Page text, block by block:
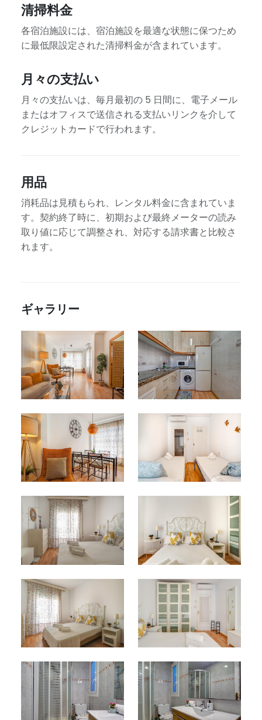
清掃料金
各宿泊施設には、宿泊施設を最適な状態に保つため
に最低限設定された清掃料金が含まれています。
月々の支払い
月々の支払いは、毎月最初の 5 日間に、電子メール
またはオフィスで送信される支払いリンクを介して
クレジットカードで行われます。
用品
消耗品は見積もられ、レンタル料金に含まれていま
す。契約終了時に、初期および最終メーターの読み
取り値に応じて調整され、対応する請求書と比較さ
れます。
ギャラリー